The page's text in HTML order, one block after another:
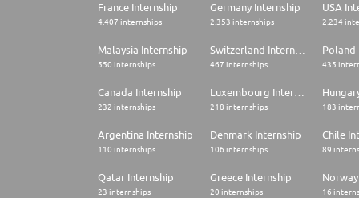
France Internship
4.407 internships
Germany Internship
2.353 internships
USA
2.234
Malaysia Internship
550 internships 467 internships
Poland
435
Canada Internship
232 internships 218 internships 183
Argentina Internship
110 internships
Denmark Internship
106 internships
Chile
89
Qatar Internship
23 internships
Greece Internship
20 internships 16